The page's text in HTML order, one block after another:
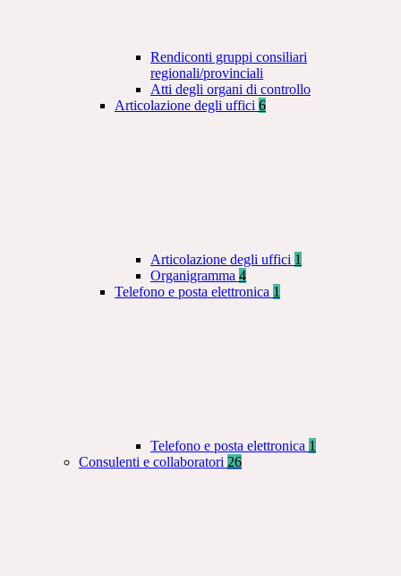
Rendiconti gruppi consiliari
regionali/provinciali
Atti degli organi di controllo
Articolazione degli uffici 6
Articolazione degli uffici 1
Organigramma 4
Telefono e posta elettronica 1
Telefono e posta elettronica 1
Consulenti e collaboratori 26